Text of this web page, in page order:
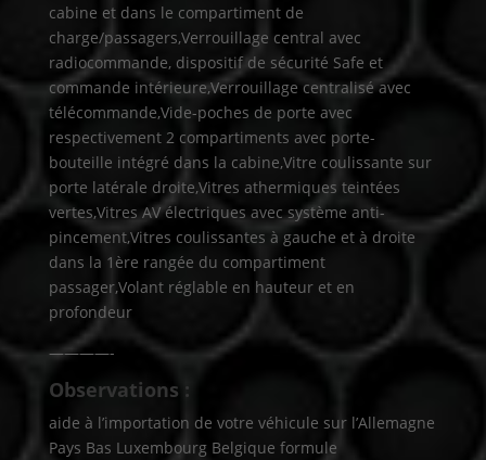
cabine et dans le compartiment de
charge/passagers,Verrouillage central avec
radiocommande, dispositif de sécurité Safe et
commande intérieure,Verrouillage centralisé avec
télécommande,Vide-poches de porte avec
respectivement 2 compartiments avec porte-
bouteille intégré dans la cabine,Vitre coulissante sur
porte latérale droite,Vitres athermiques teintées
vertes,Vitres AV électriques avec système anti-
pincement,Vitres coulissantes à gauche et à droite
dans la 1ère rangée du compartiment
passager,Volant réglable en hauteur et en
profondeur
————-
Observations :
aide à l’importation de votre véhicule sur l’Allemagne
Pays Bas Luxembourg Belgique formule